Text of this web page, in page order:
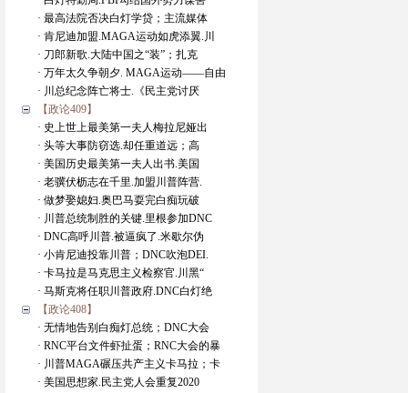
· 最高法院否决白灯学贷；主流媒体
· 肯尼迪加盟.MAGA运动如虎添翼.川
· 刀郎新歌.大陆中国之“装”；扎克
· 万年太久争朝夕. MAGA运动——自由
· 川总纪念阵亡将士.《民主党讨厌
【政论409】
· 史上世上最美第一夫人梅拉尼娅出
· 头等大事防窃选.却任重道远；高
· 美国历史最美第一夫人出书.美国
· 老骥伏枥志在千里.加盟川普阵营.
· 做梦娶媳妇.奥巴马耍完白痴玩破
· 川普总统制胜的关键.里根参加DNC
· DNC高呼川普.被逼疯了.米歇尔伪
· 小肯尼迪投靠川普；DNC吹泡DEI.
· 卡马拉是马克思主义检察官.川黑“
· 马斯克将任职川普政府.DNC白灯绝
【政论408】
· 无情地告别白痴灯总统；DNC大会
· RNC平台文件虾扯蛋；RNC大会的暴
· 川普MAGA碾压共产主义卡马拉；卡
· 美国思想家.民主党人会重复2020